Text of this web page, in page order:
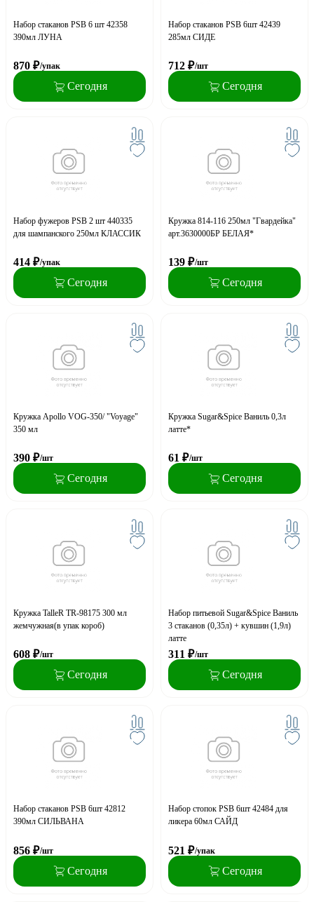
Набор стаканов PSB 6 шт 42358
390мл ЛУНА
870 ₽/упак
Сегодня
Набор стаканов PSB 6шт 42439
285мл СИДЕ
712 ₽/шт
Сегодня
Набор фужеров PSB 2 шт 440335
для шампанского 250мл КЛАССИК
414 ₽/упак
Сегодня
Кружка 814-116 250мл "Гвардейка"
арт.3630000БР БЕЛАЯ*
139 ₽/шт
Сегодня
Кружка Apollo VOG-350/ "Voyage"
350 мл
390 ₽/шт
Сегодня
Кружка Sugar&Spice Ваниль 0,3л
латте*
61 ₽/шт
Сегодня
Кружка TalleR TR-98175 300 мл
жемчужная(в упак короб)
608 ₽/шт
Сегодня
Набор питьевой Sugar&Spice Ваниль
3 стаканов (0,35л) + кувшин (1,9л)
латте
311 ₽/шт
Сегодня
Набор стаканов PSB 6шт 42812
390мл СИЛЬВАНА
856 ₽/шт
Сегодня
Набор стопок PSB 6шт 42484 для
ликера 60мл САЙД
521 ₽/упак
Сегодня